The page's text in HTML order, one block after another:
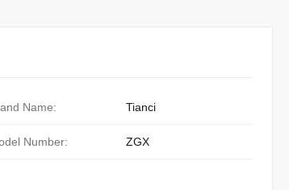
Name: Tianci
Number: ZGX